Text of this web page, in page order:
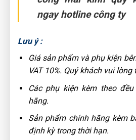
ngay hotline công ty
Lưu ý :
Giá sản phẩm và phụ kiện
VAT 10%. Quý khách vui
Các phụ kiện kèm theo
hãng.
Sản phẩm chính hãng kèm
định kỳ trong thời hạn.